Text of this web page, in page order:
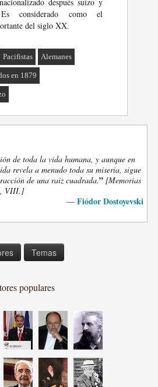
Es considerado como el
del siglo XX.
Pacifistas Alemanes
en 1879
de toda la vida humana, y aunque en
revela a menudo toda su miseria, sigue
de una raiz cuadrada.” [Memorias
VIII.]
— Fiódor Dostoyevski
Temas
populares